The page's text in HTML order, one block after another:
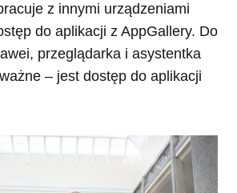
z innymi urządzeniami
do aplikacji z AppGallery. Do
przeglądarka i asystentka
– jest dostęp do aplikacji